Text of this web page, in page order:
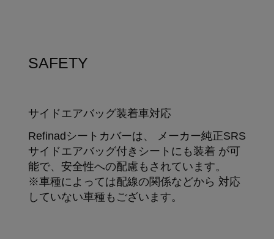
SAFETY
サイドエアバッグ装着車対応
Refinadシートカバーは、 メーカー純正SRS
サイドエアバッグ付きシートにも装着 が可
能で、安全性への配慮もされています。
※車種によっては配線の関係などから 対応
していない車種もございます。